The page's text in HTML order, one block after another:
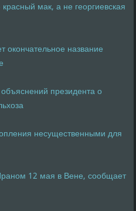
мак, а не георгиевская
окончательное название
президента о
несущественными для
12 мая в Вене, сообщает